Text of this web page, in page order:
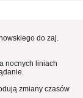
do zaj.
nocnych liniach
zmiany czasów